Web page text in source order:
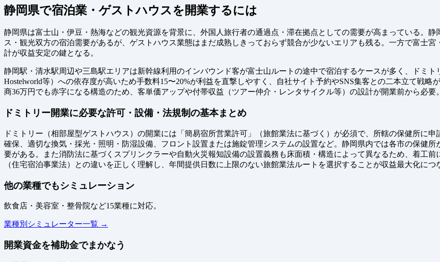
静岡県で宿泊業・ゲストハウスを開業するには
静岡県は富士山・伊豆・熱海などの観光資源を背景に、外国人旅行者の通過点・滞在拠点としての需要が高まっている。
ス・観光双方の宿泊需要があるが、ゲストハウス業態はまだ成熟しきっておらず競合が少ないエリアも残る。一方で富士
計が収益安定の鍵となる。
静岡駅・清水駅周辺や三島駅エリアは新幹線利用のインバウンド客が富士山ルートの途中で宿泊するケースが多く、ドミト
Hostelworld等）への依存度が高いため手数料15〜20%が利益を直撃しやすく、自社サイト予約やSNS集客との二本立て戦略
商36万円でも赤字になる構造のため、客単価アップや付帯収益（ツアー仲介・レンタサイクル等）の設計が開業前から必要。
ドミトリー開業に必要な許可・設備・法規制の基本まとめ
ドミトリー（相部屋型ゲストハウス）の開業には「簡易宿所営業許可」（旅館業法に基づく）が必須で、所轄の保健所に
確保、適切な換気・採光・照明・防湿設備、フロント設置または施錠管理システムの設置など。静岡県内では各市の保健
要がある。また消防法に基づくスプリンクラーや自動火災報知設備の設置義務も床面積・構造によって異なるため、着工
（住宅宿泊事業法）との違いを正しく理解し、年間提供日数に上限のない旅館業法ルートを選択することが収益最大化につ
他の業種でもシミュレーション
飲食店・美容室・整骨院など15業種に対応。
業種別シミュレーター一覧 →
開業資金を補助金でまかなう